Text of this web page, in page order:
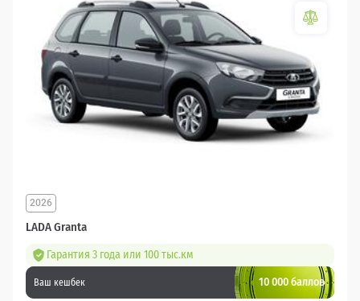
LADA Granta
2026
Гарантия 3 года или 100 тыс.км
Ваш кешбек 10 000 баллов